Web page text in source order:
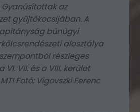
Gyanúsítottak az
gyűjtőkocsijában. A
bűnügyi
alosztálya
részleges
VII. és a VIII. kerület
Fotó: Vigovszki Ferenc